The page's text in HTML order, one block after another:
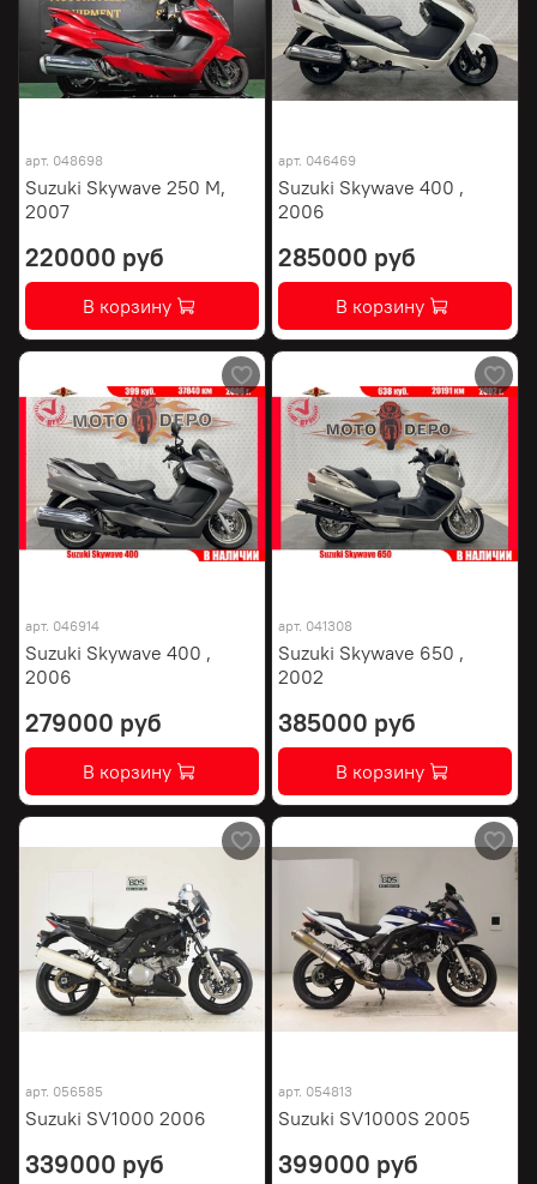
арт. 048698
Suzuki Skywave 250 M,
2007
220000 руб
В корзину
арт. 046469
Suzuki Skywave 400 ,
2006
285000 руб
В корзину
арт. 046914
Suzuki Skywave 400 ,
2006
279000 руб
В корзину
арт. 041308
Suzuki Skywave 650 ,
2002
385000 руб
В корзину
арт. 056585
Suzuki SV1000 2006
339000 руб
арт. 054813
Suzuki SV1000S 2005
399000 руб